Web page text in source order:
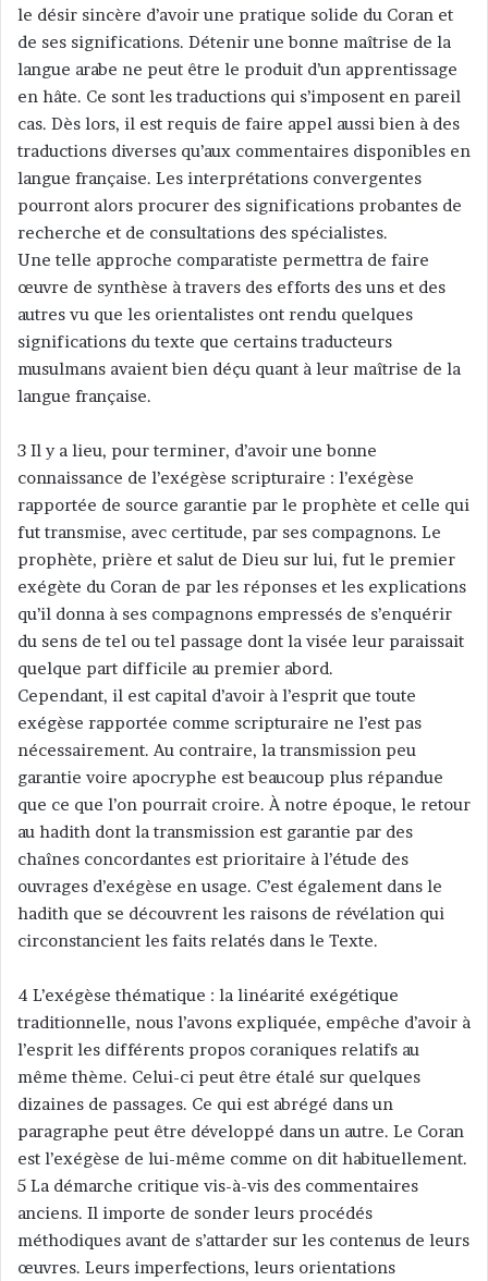
le désir sincère d’avoir une pratique solide du Coran et
de ses significations. Détenir une bonne maîtrise de la
langue arabe ne peut être le produit d’un apprentissage
en hâte. Ce sont les traductions qui s’imposent en pareil
cas. Dès lors, il est requis de faire appel aussi bien à des
traductions diverses qu’aux commentaires disponibles en
langue française. Les interprétations convergentes
pourront alors procurer des significations probantes de
recherche et de consultations des spécialistes.
Une telle approche comparatiste permettra de faire
œuvre de synthèse à travers des efforts des uns et des
autres vu que les orientalistes ont rendu quelques
significations du texte que certains traducteurs
musulmans avaient bien déçu quant à leur maîtrise de la
langue française.
3 Il y a lieu, pour terminer, d’avoir une bonne
connaissance de l’exégèse scripturaire : l’exégèse
rapportée de source garantie par le prophète et celle qui
fut transmise, avec certitude, par ses compagnons. Le
prophète, prière et salut de Dieu sur lui, fut le premier
exégète du Coran de par les réponses et les explications
qu’il donna à ses compagnons empressés de s’enquérir
du sens de tel ou tel passage dont la visée leur paraissait
quelque part difficile au premier abord.
Cependant, il est capital d’avoir à l’esprit que toute
exégèse rapportée comme scripturaire ne l’est pas
nécessairement. Au contraire, la transmission peu
garantie voire apocryphe est beaucoup plus répandue
que ce que l’on pourrait croire. À notre époque, le retour
au hadith dont la transmission est garantie par des
chaînes concordantes est prioritaire à l’étude des
ouvrages d’exégèse en usage. C’est également dans le
hadith que se découvrent les raisons de révélation qui
circonstancient les faits relatés dans le Texte.
4 L’exégèse thématique : la linéarité exégétique
traditionnelle, nous l’avons expliquée, empêche d’avoir à
l’esprit les différents propos coraniques relatifs au
même thème. Celui-ci peut être étalé sur quelques
dizaines de passages. Ce qui est abrégé dans un
paragraphe peut être développé dans un autre. Le Coran
est l’exégèse de lui-même comme on dit habituellement.
5 La démarche critique vis-à-vis des commentaires
anciens. Il importe de sonder leurs procédés
méthodiques avant de s’attarder sur les contenus de leurs
œuvres. Leurs imperfections, leurs orientations